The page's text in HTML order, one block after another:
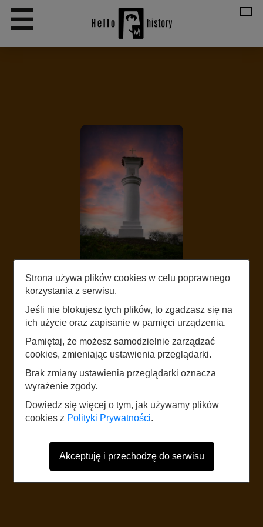
LISTEN
KOPIEC TATARSKI
START
The website uses mobile data according to the standard rates of the
network operator. It is recommended to have a tariff with mobile internet.
Foreign users should refer to the current Internet data roaming tariff table.
Strona używa plików cookies w celu poprawnego
korzystania z serwisu.
Jeśli nie blokujesz tych plików, to zgadzasz się na
ich użycie oraz zapisanie w pamięci urządzenia.
Pamiętaj, że możesz samodzielnie zarządzać
cookies, zmieniając ustawienia przeglądarki.
Brak zmiany ustawienia przeglądarki oznacza
wyrażenie zgody.
Dowiedz się więcej o tym, jak używamy plików
cookies z Polityki Prywatności.
Akceptuję i przechodzę do serwisu